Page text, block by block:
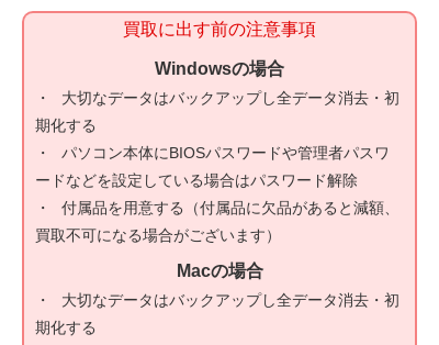
買取に出す前の注意事項
Windowsの場合
大切なデータはバックアップし全データ消去・初
期化する
パソコン本体にBIOSパスワードや管理者パスワ
ードなどを設定している場合はパスワード解除
付属品を用意する（付属品に欠品があると減額、
買取不可になる場合がございます）
Macの場合
大切なデータはバックアップし全データ消去・初
期化する